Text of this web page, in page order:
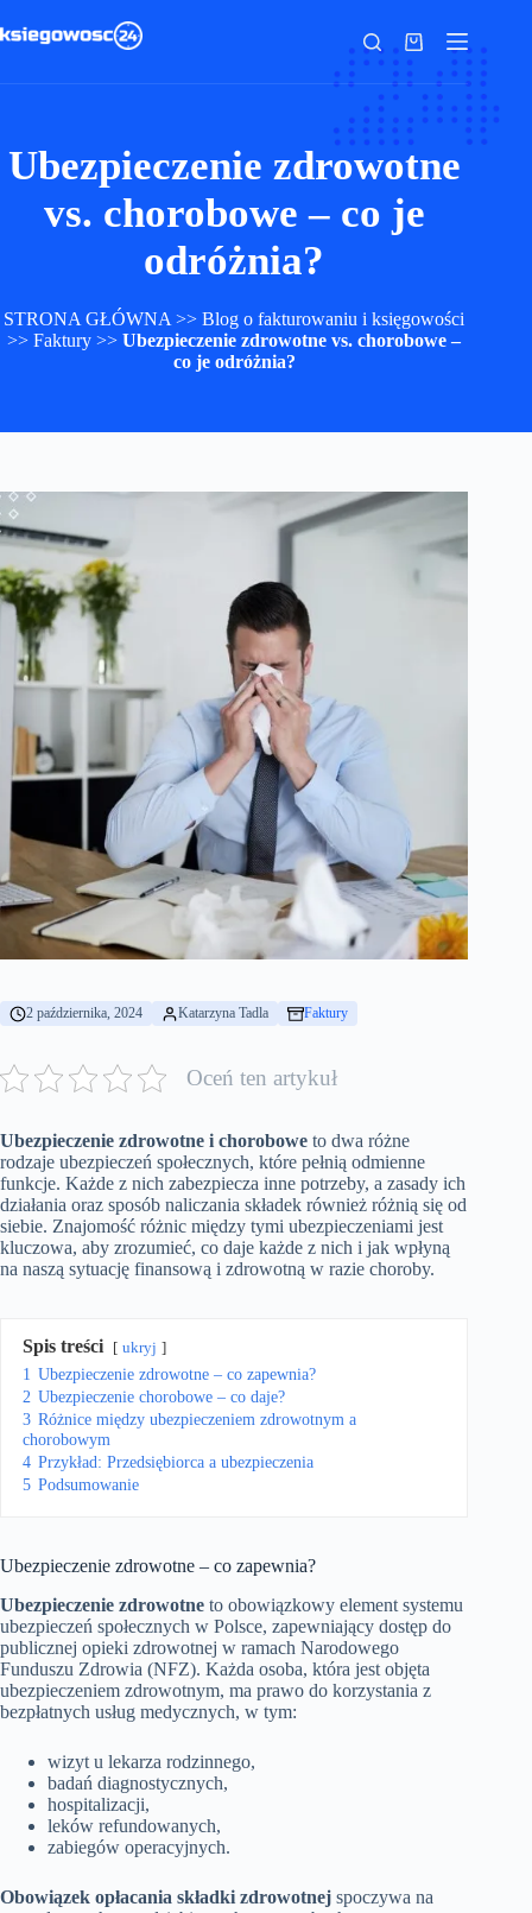
do
Koszyk
Ubezpieczenie zdrowotne
vs. chorobowe – co je
odróżnia?
STRONA GŁÓWNA >>Blog o fakturowaniu i księgowości
>>Faktury >>Ubezpieczenie zdrowotne vs. chorobowe –
co je odróżnia?
2 października, 2024 Katarzyna Tadla Faktury
Oceń ten artykuł
Ubezpieczenie zdrowotne i chorobowe to dwa różne
rodzaje ubezpieczeń społecznych, które pełnią odmienne
funkcje. Każde z nich zabezpiecza inne potrzeby, a zasady ich
działania oraz sposób naliczania składek również różnią się od
siebie. Znajomość różnic między tymi ubezpieczeniami jest
kluczowa, aby zrozumieć, co daje każde z nich i jak wpłyną
na naszą sytuację finansową i zdrowotną w razie choroby.
Spis treści ukryj
1 Ubezpieczenie zdrowotne – co zapewnia?
2 Ubezpieczenie chorobowe – co daje?
3 Różnice między ubezpieczeniem zdrowotnym a
chorobowym
4 Przykład: Przedsiębiorca a ubezpieczenia
5 Podsumowanie
Ubezpieczenie zdrowotne – co zapewnia?
Ubezpieczenie zdrowotne to obowiązkowy element systemu
ubezpieczeń społecznych w Polsce, zapewniający dostęp do
publicznej opieki zdrowotnej w ramach Narodowego
Funduszu Zdrowia (NFZ). Każda osoba, która jest objęta
ubezpieczeniem zdrowotnym, ma prawo do korzystania z
bezpłatnych usług medycznych, w tym:
wizyt u lekarza rodzinnego,
badań diagnostycznych,
hospitalizacji,
leków refundowanych,
zabiegów operacyjnych​.
Obowiązek opłacania składki zdrowotnej spoczywa na